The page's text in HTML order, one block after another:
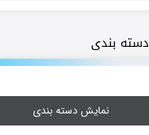
دسته بندی
نمایش دسته بندی